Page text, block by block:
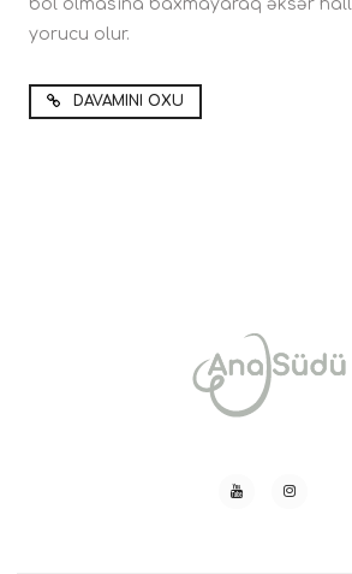
bol olmasına baxmayaraq əksər
yorucu olur.
DAVAMINI OXU